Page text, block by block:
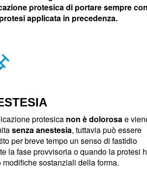
protesica di portare sempre
applicata in precedenza.
protesica non è dolorosae
senza anestesia, tuttavia può essere
per breve tempo un senso di fastidio
la fase provvisoria o quando la protesi
modifiche sostanziali della forma.